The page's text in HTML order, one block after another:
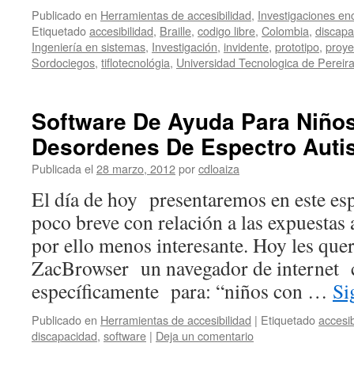
Publicado en Herramientas de accesibilidad, Investigaciones
Etiquetadoaccesibilidad, Braille, codigo libre, Colombia,
Ingeniería en sistemas, Investigación, invidente, prototipo,
Sordociegos, tiflotecnológia, Universidad Tecnologica de Pereira
Software De Ayuda Para
Desordenes De Espectro
Publicada el 28 marzo, 2012porcdloaiza
El día de hoy presentaremos en este
poco breve con relación a las
por ello menos interesante. Hoy les
ZacBrowser un navegador de internet
específicamente para: “niños con …
Publicado en Herramientas de accesibilidad | Etiquetado
discapacidad, software | Deja un comentario